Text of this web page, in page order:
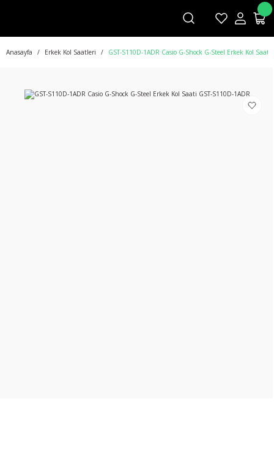
Anasayfa Erkek Kol Saatleri GST-S110D-1ADR Casio G-Shock G-Steel Erkek Kol Saati